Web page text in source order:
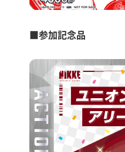
■参加記念品